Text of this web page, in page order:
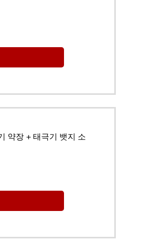
약장 + 태극기 뱃지 소